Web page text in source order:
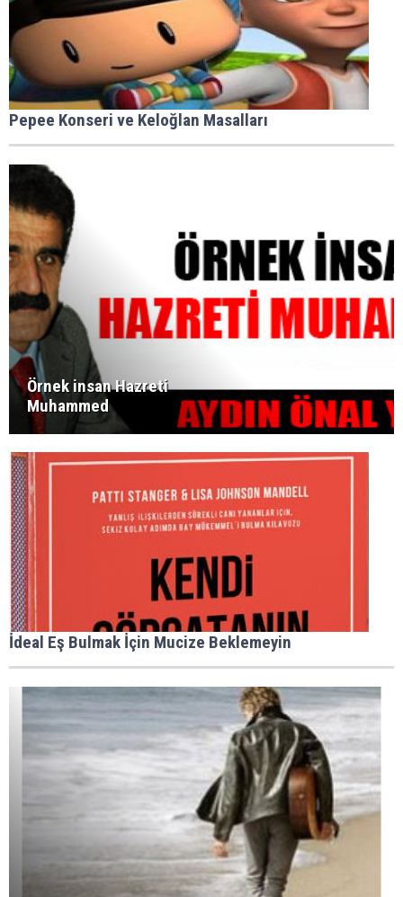
Pepee Konseri ve Keloğlan Masalları
Örnek insan Hazreti
Muhammed
İdeal Eş Bulmak İçin Mucize Beklemeyin